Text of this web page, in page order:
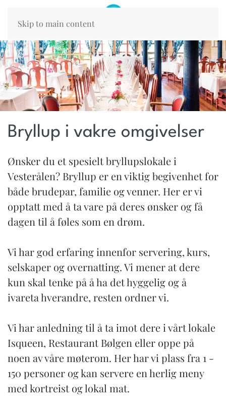
Skip to main content
Bryllup i vakre omgivelser
Ønsker du et spesielt bryllupslokale i
Vesterålen? Bryllup er en viktig begivenhet for
både brudepar, familie og venner. Her er vi
opptatt med å ta vare på deres ønsker og få
dagen til å føles som en drøm.
Vi har god erfaring innenfor servering, kurs,
selskaper og overnatting. Vi mener at dere
kun skal tenke på å ha det hyggelig og å
ivareta hverandre, resten ordner vi.
Vi har anledning til å ta imot dere i vårt lokale
Isqueen, Restaurant Bølgen eller oppe på
noen av våre møterom. Her har vi plass fra 1 -
150 personer og kan servere en herlig meny
med kortreist og lokal mat.